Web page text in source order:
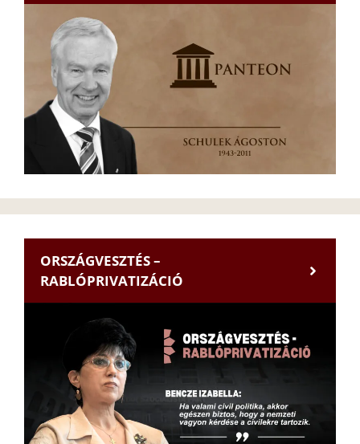
ORSZÁGVESZTÉS –
RABLÓPRIVATIZÁCIÓ